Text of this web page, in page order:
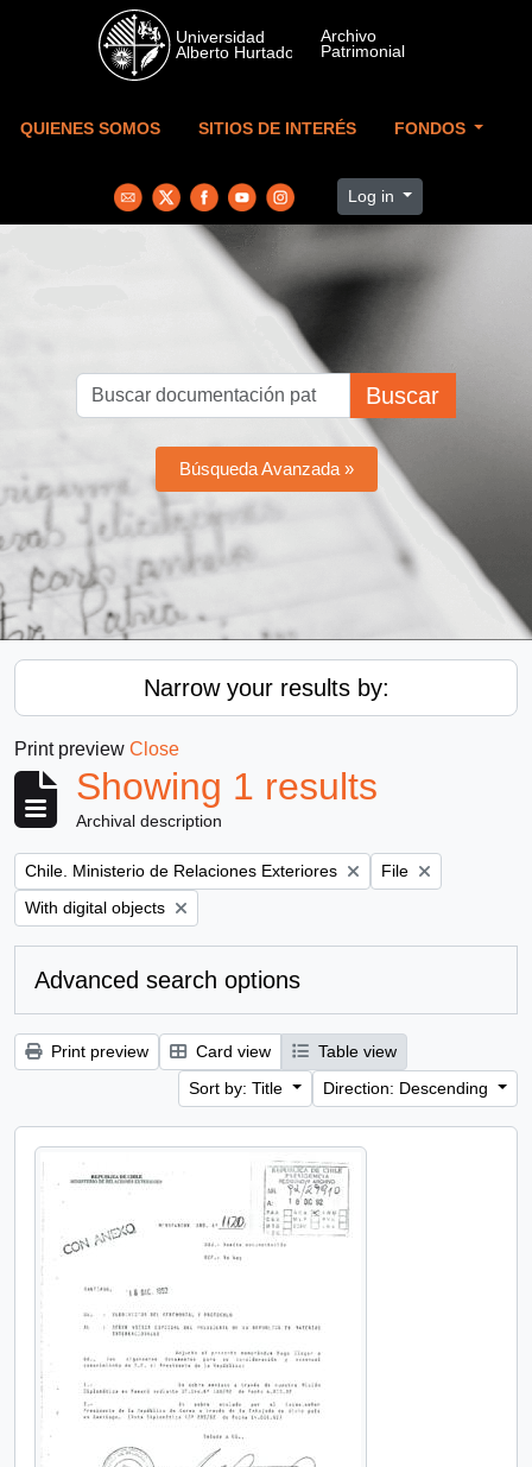
Skip to main content
QUIENES SOMOS SITIOS DE INTERÉS FONDOS
Log in
Buscar
Búsqueda Avanzada »
Narrow your results by:
Print preview Close
Showing 1 results
Archival description
Remove filter:
Chile. Ministerio de Relaciones Exteriores Remove filter:
File
Remove filter:
With digital objects
Advanced search options
Print preview Card view
Table view
Sort by: Title
Direction: Descending